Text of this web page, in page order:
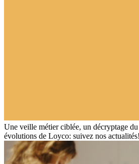
Une veille métier ciblée, un décryptage
évolutions de Loyco: suivez nos actualités!